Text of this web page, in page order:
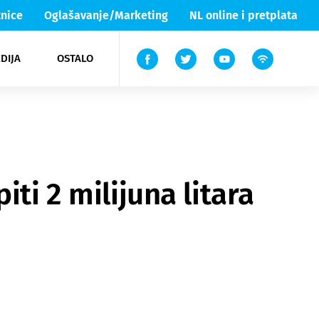
Oglašavanje/Marketing NL online i pretplata
OSTALO
Lika & Senj
TV
2 milijuna litara